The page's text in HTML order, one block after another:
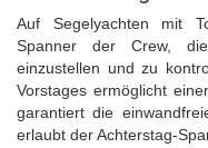
Auf Segelyachten mit
Spanner der Crew,
einzustellen und zu
Vorstages ermöglicht
garantiert die
erlaubt der Achterstag-